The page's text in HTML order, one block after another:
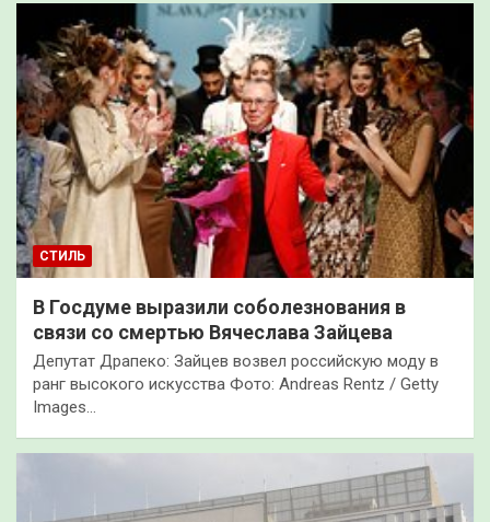
СТИЛЬ
В Госдуме выразили соболезнования в
связи со смертью Вячеслава Зайцева
Депутат Драпеко: Зайцев возвел российскую моду в
ранг высокого искусства Фото: Andreas Rentz / Getty
Images…